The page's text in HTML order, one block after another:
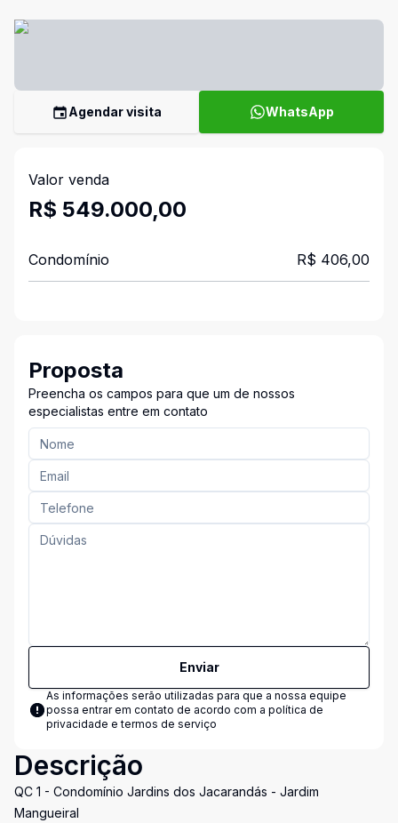
Agendar visita WhatsApp
Valor venda
R$ 549.000,00
Condomínio R$ 406,00
Proposta
Preencha os campos para que um de nossos
especialistas entre em contato
Enviar
As informações serão utilizadas para que a nossa equipe
possa entrar em contato de acordo com a política de
privacidade e termos de serviço
Descrição
QC 1 - Condomínio Jardins dos Jacarandás - Jardim
Mangueiral